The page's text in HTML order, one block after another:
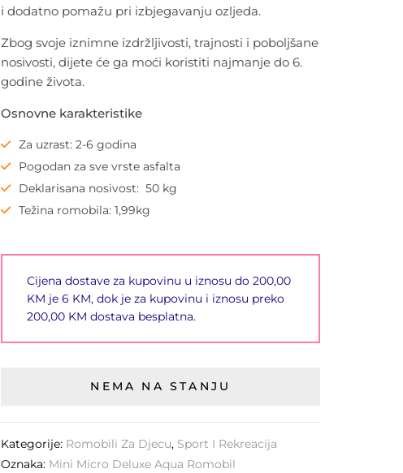
idodatno pomažu pri izbjegavanju ozljeda.
Zbog svoje iznimne izdržljivosti, trajnosti i poboljšane
nosivosti, dijete će ga moći koristiti najmanje do 6.
godine života.
Osnovne karakteristike
Za uzrast: 2-6 godina
Pogodan za sve vrste asfalta
Deklarisana nosivost: 50 kg
Težina romobila: 1,99kg
Cijena dostave za kupovinu u iznosu do 200,00
KM je 6 KM, dok je za kupovinu i iznosu preko
200,00 KM dostava besplatna.
NEMA NA STANJU
Kategorije: Romobili Za Djecu, Sport I Rekreacija
Oznaka: Mini Micro Deluxe Aqua Romobil